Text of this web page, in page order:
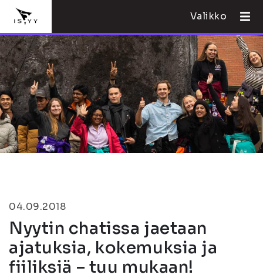
Valikko
04.09.2018
Nyytin chatissa jaetaan
ajatuksia, kokemuksia ja
fiiliksiä – tuu mukaan!